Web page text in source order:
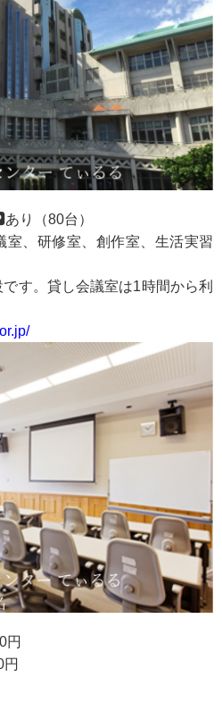
り（80台）
室、研修室、創作室、生活実習
す。貸し会議室は1時間から利
円
円
円